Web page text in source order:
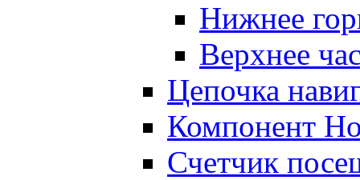
Нижнее
Верхнее
Цепочка
Компонент
Счетчик